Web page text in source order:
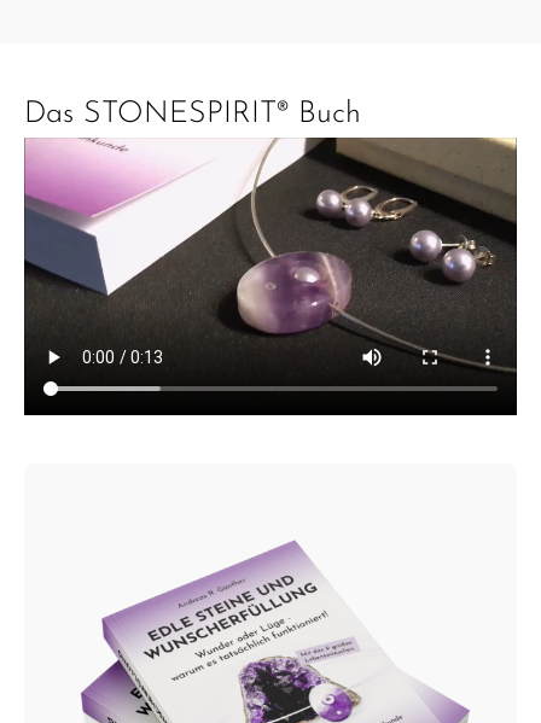
Das STONESPIRIT® Buch